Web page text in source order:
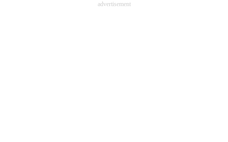
advertisement